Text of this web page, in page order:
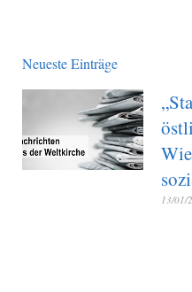
Neueste Einträge
13/01/